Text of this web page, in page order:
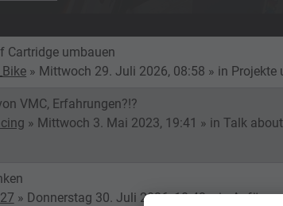
Cartridge umbauen
» Mittwoch 29. Juli 2026, 08:58 » in Projekte
VMC, Erfahrungen?!?
» Mittwoch 3. Mai 2023, 19:41 » in Talk
» Donnerstag 30. Juli 2026, 10:43» in